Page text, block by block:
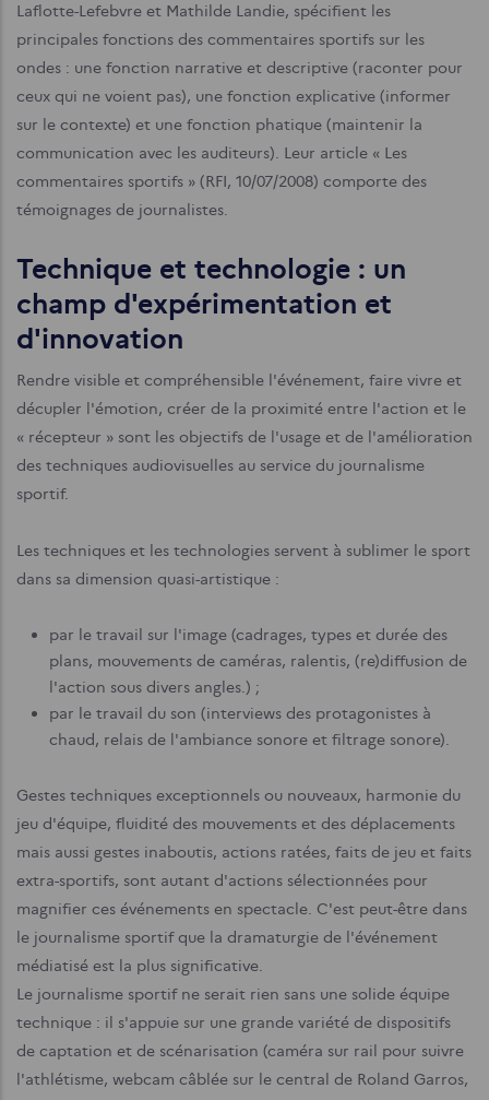
Laflotte-Lefebvre et Mathilde Landie, spécifient les
principales fonctions des commentaires sportifs sur les
ondes : une fonction narrative et descriptive (raconter pour
ceux qui ne voient pas), une fonction explicative (informer
sur le contexte) et une fonction phatique (maintenir la
communication avec les auditeurs). Leur article « Les
commentaires sportifs » (RFI, 10/07/2008) comporte des
témoignages de journalistes.
Technique et technologie : un
champ d'expérimentation et
d'innovation
Rendre visible et compréhensible l'événement, faire vivre et
décu­pler l'émotion, créer de la proximité entre l'action et le
« récepteur » sont les objectifs de l'usage et de l'amélioration
des techniques audiovisuelles au service du journalisme
sportif.
Les techniques et les technologies servent à sublimer le sport
dans sa dimension quasi-artistique :
par le travail sur l'image (cadrages, types et durée des
plans, mouvements de caméras, ralentis, (re)diffusion de
l'action sous divers angles.) ;
par le travail du son (interviews des protagonistes à
chaud, relais de l'ambiance sonore et filtrage sonore).
Gestes techniques exceptionnels ou nouveaux, harmonie du
jeu d'équipe, fluidité des mouvements et des déplacements
mais aussi gestes inaboutis, actions ratées, faits de jeu et faits
extra-sportifs, sont autant d'actions sélectionnées pour
magni­fier ces événements en spectacle. C'est peut-être dans
le journalisme sportif que la dramaturgie de l'événement
médiatisé est la plus significative.
Le journalisme sportif ne serait rien sans une solide équipe
technique : il s'appuie sur une grande variété de dispositifs
de captation et de scénarisation (caméra sur rail pour suivre
l'ath­létisme, webcam câblée sur le central de Roland Garros,